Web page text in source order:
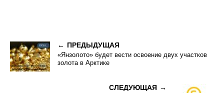
ПРЕДЫДУЩАЯ
«Янзолото» будет вести освоение двух участков
золота в Арктике
СЛЕДУЮЩАЯ